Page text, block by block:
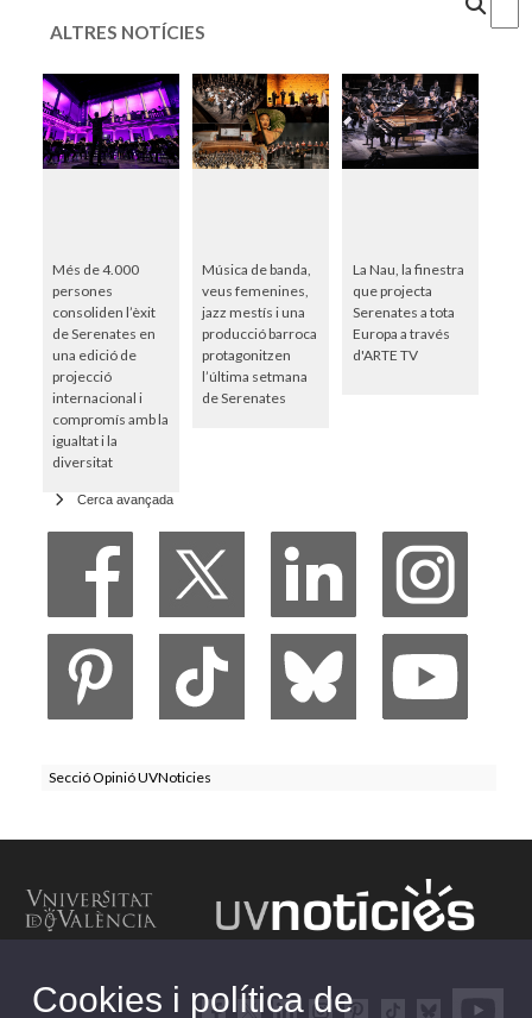
ALTRES NOTÍCIES
Més de 4.000
persones
consoliden l’èxit
de Serenates en
una edició de
projecció
internacional i
compromís amb la
igualtat i la
diversitat
Música de banda,
veus femenines,
jazz mestís i una
producció barroca
protagonitzen
l’última setmana
de Serenates
La Nau, la finestra
que projecta
Serenates a tota
Europa a través
d'ARTE TV
Cerca avançada
Secció Opinió UVNoticies
Cookies i política de